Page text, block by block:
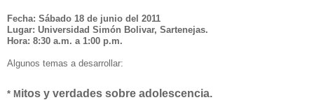
Fecha: Sábado 18 de junio del 2011
Lugar: Universidad Simón Bolivar, Sartenejas.
Hora: 8:30 a.m. a 1:00 p.m.
Algunos temas a desarrollar:
* Mitos y verdades sobre adolescencia.